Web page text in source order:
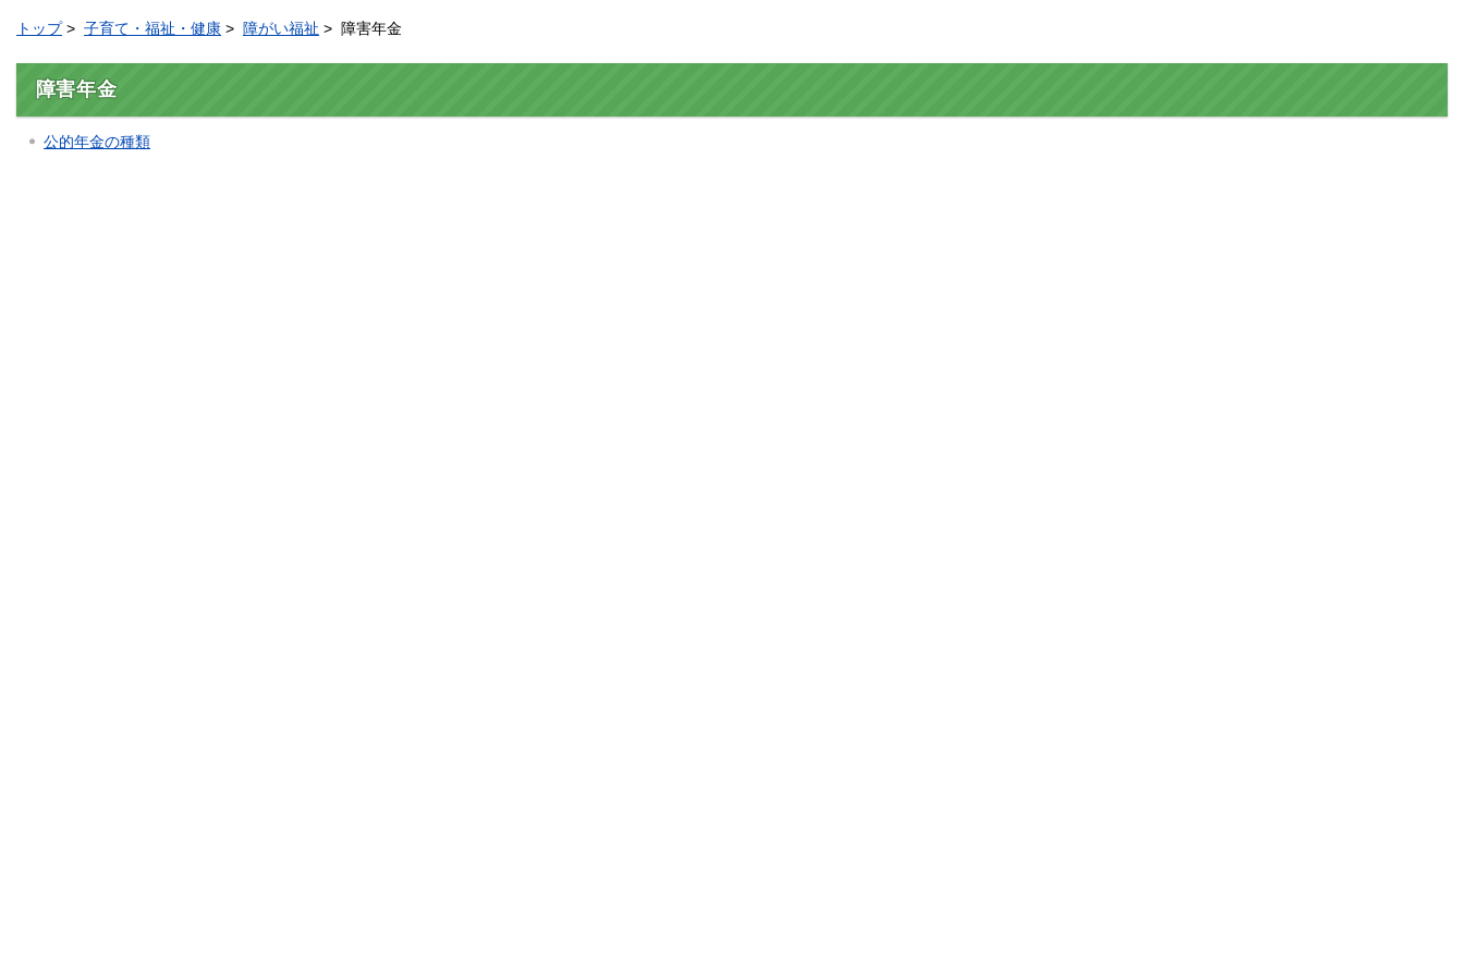
トップ> 子育て・福祉・健康 > 障がい福祉 > 障害年金
障害年金
公的年金の種類